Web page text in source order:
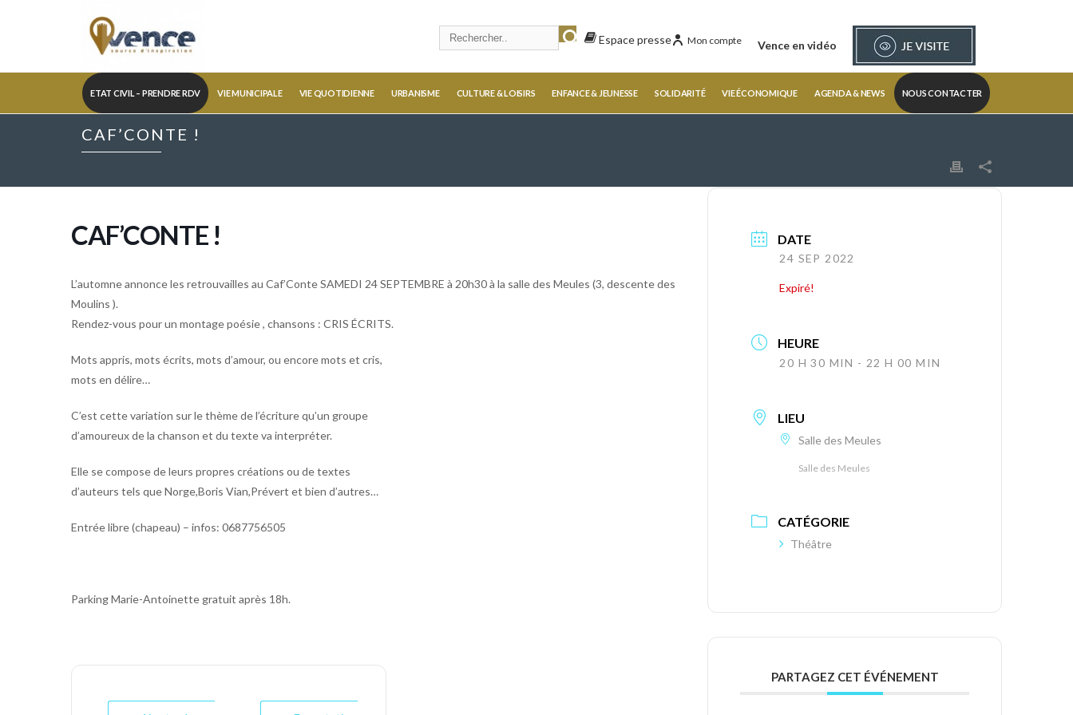
Vence en vidéo
Mon compte
Espace presse
ETAT CIVIL – PRENDRE RDV VIE MUNICIPALE VIE QUOTIDIENNE URBANISME CULTURE & LOISIRS ENFANCE & JEUNESSE SOLIDARITÉ VIE ÉCONOMIQUE AGENDA & NEWS NOUS CONTACTER
CAF’CONTE !
CAF’CONTE !
L’automne annonce les retrouvailles au Caf’Conte SAMEDI 24 SEPTEMBRE à 20h30 à la salle des Meules (3, descente des
Moulins ).
Rendez-vous pour un montage poésie , chansons : CRIS ÉCRITS.
Mots appris, mots écrits, mots d’amour, ou encore mots et cris,
mots en délire…
C’est cette variation sur le thème de l’écriture qu’un groupe
d’amoureux de la chanson et du texte va interpréter.
Elle se compose de leurs propres créations ou de textes
d’auteurs tels que Norge,Boris Vian,Prévert et bien d’autres…
Entrée libre (chapeau) – infos: 0687756505
Parking Marie-Antoinette gratuit après 18h.
DATE
24 SEP 2022
Expiré!
HEURE
20 H 30 MIN - 22 H 00 MIN
LIEU
Salle des Meules
Salle des Meules
CATÉGORIE
Théâtre
PARTAGEZ CET ÉVÉNEMENT